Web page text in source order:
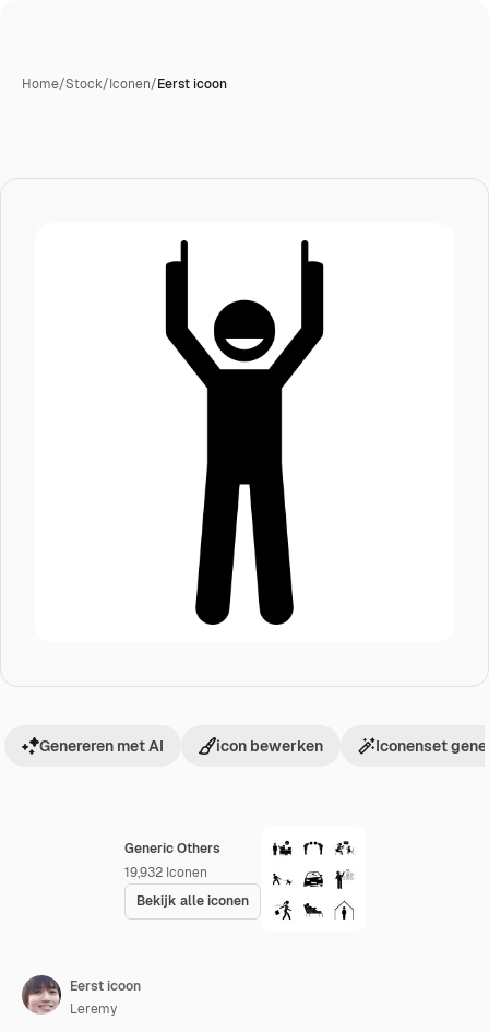
Home/Stock/Iconen/Eerst icoon
Generic Others
19,932 Iconen
Bekijk alle iconen
Genereren met AI icon bewerken Iconenset
Eerst icoon
Leremy